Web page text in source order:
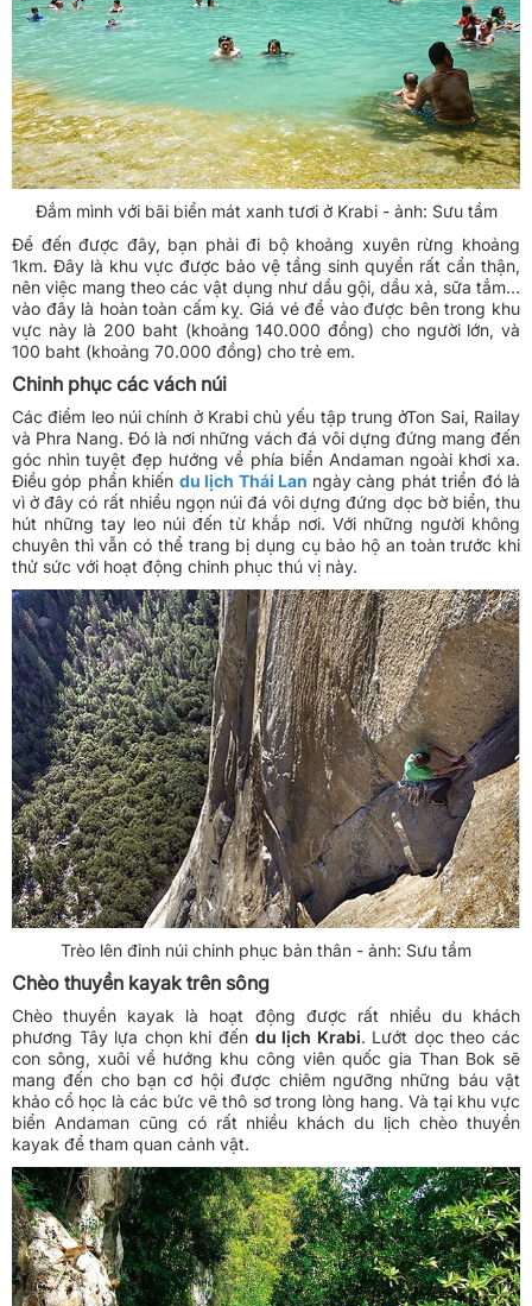
Đắm mình với bãi biển mát xanh tươi ở Krabi - ảnh: Sưu tầm
Để đến được đây, bạn phải đi bộ khoảng xuyên rừng khoảng
1km. Đây là khu vực được bảo vệ tầng sinh quyển rất cẩn thận,
nên việc mang theo các vật dụng như dầu gội, dầu xả, sữa tắm…
vào đây là hoàn toàn cấm kỵ. Giá vé để vào được bên trong khu
vực này là 200 baht (khoảng 140.000 đồng) cho người lớn, và
100 baht (khoảng 70.000 đồng) cho trẻ em.
Chinh phục các vách núi
Các điểm leo núi chính ở Krabi chủ yếu tập trung ởTon Sai, Railay
và Phra Nang. Đó là nơi những vách đá vôi dựng đứng mang đến
góc nhìn tuyệt đẹp hướng về phía biển Andaman ngoài khơi xa.
Điều góp phần khiến du lịch Thái Lan ngày càng phát triển đó là
vì ở đây có rất nhiều ngọn núi đá vôi dựng đứng dọc bờ biển, thu
hút những tay leo núi đến từ khắp nơi. Với những người không
chuyên thì vẫn có thể trang bị dụng cụ bảo hộ an toàn trước khi
thử sức với hoạt động chinh phục thú vị này.
Trèo lên đỉnh núi chinh phục bản thân - ảnh: Sưu tầm
Chèo thuyền kayak trên sông
Chèo thuyền kayak là hoạt động được rất nhiều du khách
phương Tây lựa chọn khi đến du lịch Krabi. Lướt dọc theo các
con sông, xuôi về hướng khu công viên quốc gia Than Bok sẽ
mang đến cho bạn cơ hội được chiêm ngưỡng những báu vật
khảo cổ học là các bức vẽ thô sơ trong lòng hang. Và tại khu vực
biển Andaman cũng có rất nhiều khách du lịch chèo thuyền
kayak để tham quan cảnh vật.